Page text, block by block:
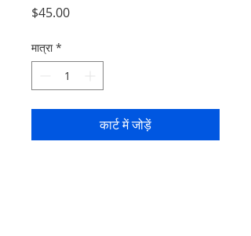
$45.00मूल्य
मात्रा *
कार्ट में जोड़ें